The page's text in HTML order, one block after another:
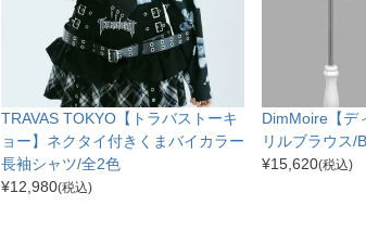
TRAVAS TOKYO【トラバストーキ
ョー】ネクタイ付きくまバイカラー
長袖シャツ/全2色
¥12,980(税込)
DimMoire【デ
リルブラウス/
¥15,620(税込)